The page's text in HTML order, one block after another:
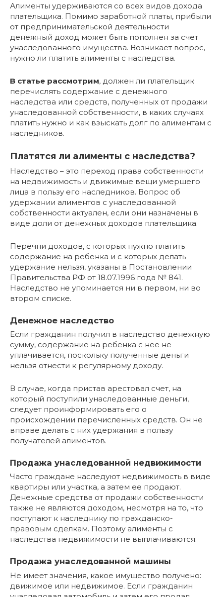
Алименты удерживаются со всех видов дохода
плательщика. Помимо заработной платы, прибыли
от предпринимательской деятельности
денежный доход может быть пополнен за счет
унаследованного имущества. Возникает вопрос,
нужно ли платить алименты с наследства.
В статье рассмотрим, должен ли плательщик
перечислять содержание с денежного
наследства или средств, полученных от продажи
унаследованной собственности, в каких случаях
платить нужно и как взыскать долг по алиментам с
наследников.
Платятся ли алименты с наследства?
Наследство – это переход права собственности
на недвижимость и движимые вещи умершего
лица в пользу его наследников. Вопрос об
удержании алиментов с унаследованной
собственности актуален, если они назначены в
виде доли от денежных доходов плательщика.
Перечни доходов, с которых нужно платить
содержание на ребенка и с которых делать
удержание нельзя, указаны в Постановлении
Правительства РФ от 18.07.1996 года № 841.
Наследство не упоминается ни в первом, ни во
втором списке.
Денежное наследство
Если гражданин получил в наследство денежную
сумму, содержание на ребенка с нее не
уплачивается, поскольку полученные деньги
нельзя отнести к регулярному доходу.
В случае, когда пристав арестовал счет, на
который поступили унаследованные деньги,
следует проинформировать его о
происхождении перечисленных средств. Он не
вправе делать с них удержания в пользу
получателей алиментов.
Продажа унаследованной недвижимости
Часто граждане наследуют недвижимость в виде
квартиры или участка, а затем ее продают.
Денежные средства от продажи собственности
также не являются доходом, несмотря на то, что
поступают к наследнику по гражданско-
правовым сделкам. Поэтому алименты с
наследства недвижимости не выплачиваются.
Продажа унаследованной машины
Не имеет значения, какое имущество получено:
движимое или недвижимое. Если гражданин